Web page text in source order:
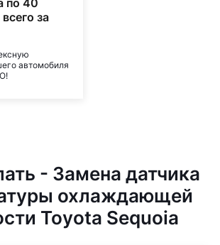
по 40
за
автомобиля
- Замена датчика
охлаждающей
Toyota Sequoia